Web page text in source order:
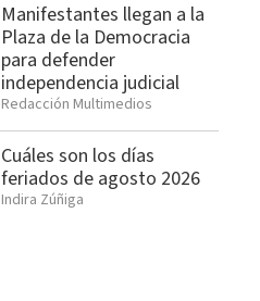
Manifestantes llegan a la
Plaza de la Democracia
para defender
independencia judicial
Redacción Multimedios
Cuáles son los días
feriados de agosto 2026
Indira Zúñiga